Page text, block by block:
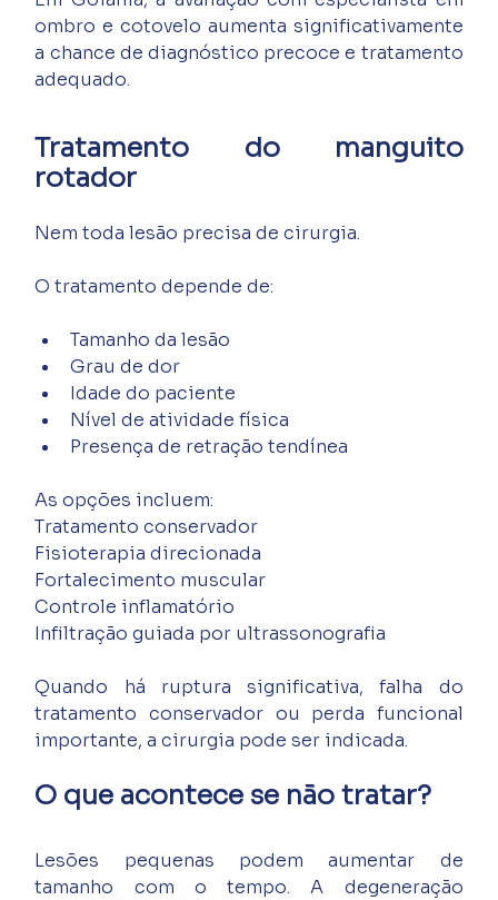
ombro e cotovelo aumenta significativamente
a chance de diagnóstico precoce e tratamento
adequado.
Tratamento do manguito
rotador
Nem toda lesão precisa de cirurgia.
O tratamento depende de:
Tamanho da lesão
Grau de dor
Idade do paciente
Nível de atividade física
Presença de retração tendínea
As opções incluem:
Tratamento conservador
Fisioterapia direcionada
Fortalecimento muscular
Controle inflamatório
Infiltração guiada por ultrassonografia
Quando há ruptura significativa, falha do
tratamento conservador ou perda funcional
importante, a cirurgia pode ser indicada.
O que acontece se não tratar?
Lesões pequenas podem aumentar de
tamanho com o tempo. A degeneração